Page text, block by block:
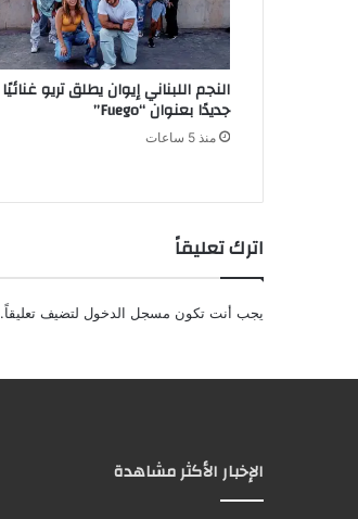
ر
و
ن
ي
النجم اللبناني إيوان يطلق تريو غنائيًا
جديدًا بعنوان “Fuego”
منذ 5 ساعات
اترك تعليقاً
يجب أنت تكون مسجل الدخول لتضيف تعليقاً.
الإخبار الأكثر مشاهدة